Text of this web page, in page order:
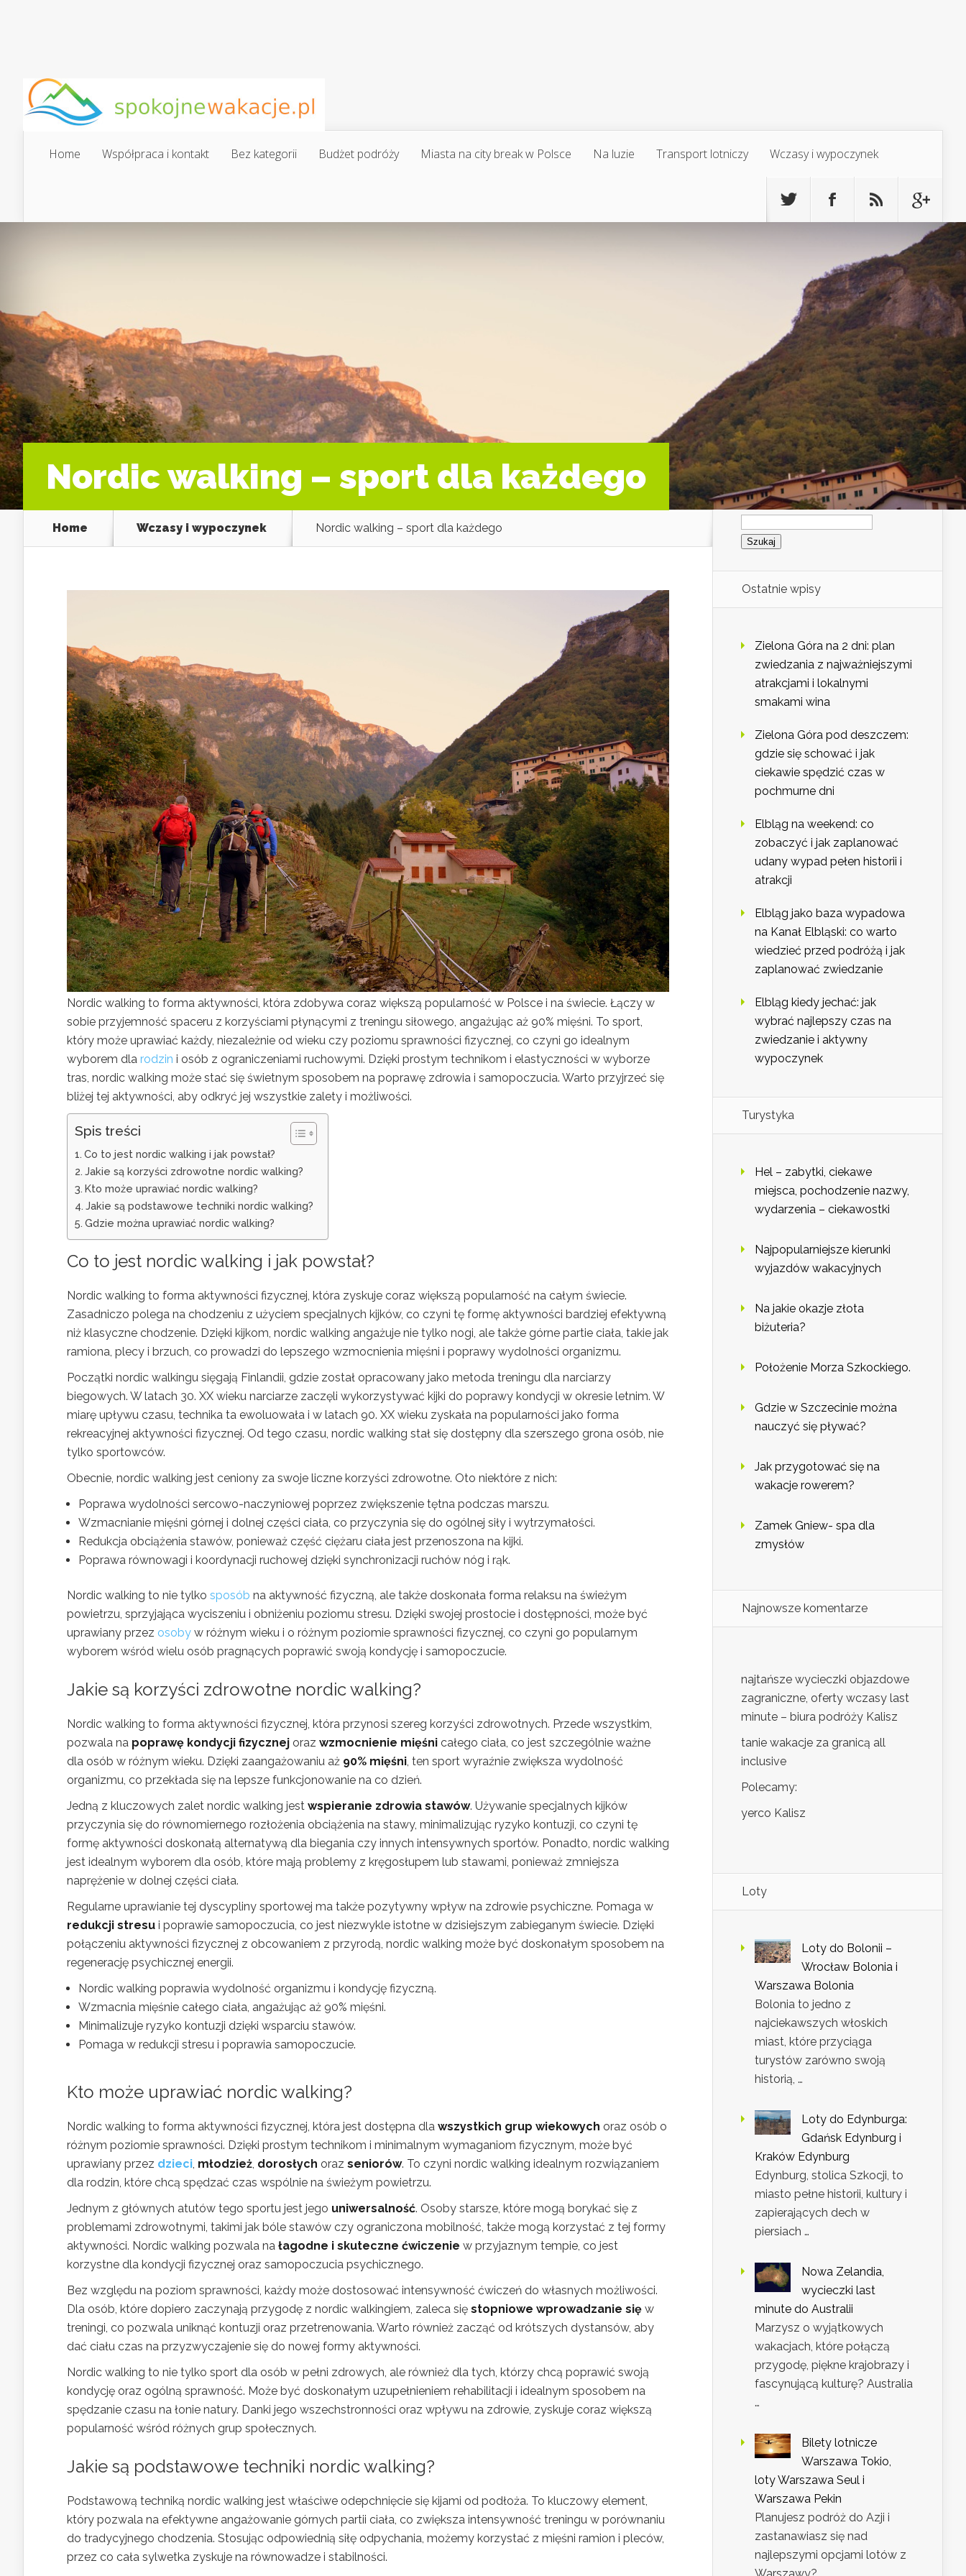
Home Współpraca i kontakt Bez kategorii Budżet podróży Miasta na city break w Polsce Na luzie Transport lotniczy Wczasy i wypoczynek
Nordic walking – sport dla każdego
Home Wczasy i wypoczynek Nordic walking – sport dla każdego
Nordic walking to forma aktywności, która zdobywa coraz większą popularność w Polsce i na świecie. Łączy w
sobie przyjemność spaceru z korzyściami płynącymi z treningu siłowego, angażując aż 90% mięśni. To sport,
który może uprawiać każdy, niezależnie od wieku czy poziomu sprawności fizycznej, co czyni go idealnym
wyborem dla rodzin i osób z ograniczeniami ruchowymi. Dzięki prostym technikom i elastyczności w wyborze
tras, nordic walking może stać się świetnym sposobem na poprawę zdrowia i samopoczucia. Warto przyjrzeć się
bliżej tej aktywności, aby odkryć jej wszystkie zalety i możliwości.
Spis treści
Co to jest nordic walking i jak powstał?
Jakie są korzyści zdrowotne nordic walking?
Kto może uprawiać nordic walking?
Jakie są podstawowe techniki nordic walking?
Gdzie można uprawiać nordic walking?
Co to jest nordic walking i jak powstał?
Nordic walking to forma aktywności fizycznej, która zyskuje coraz większą popularność na całym świecie.
Zasadniczo polega na chodzeniu z użyciem specjalnych kijków, co czyni tę formę aktywności bardziej efektywną
niż klasyczne chodzenie. Dzięki kijkom, nordic walking angażuje nie tylko nogi, ale także górne partie ciała, takie jak
ramiona, plecy i brzuch, co prowadzi do lepszego wzmocnienia mięśni i poprawy wydolności organizmu.
Początki nordic walkingu sięgają Finlandii, gdzie został opracowany jako metoda treningu dla narciarzy
biegowych. W latach 30. XX wieku narciarze zaczęli wykorzystywać kijki do poprawy kondycji w okresie letnim. W
miarę upływu czasu, technika ta ewoluowała i w latach 90. XX wieku zyskała na popularności jako forma
rekreacyjnej aktywności fizycznej. Od tego czasu, nordic walking stał się dostępny dla szerszego grona osób, nie
tylko sportowców.
Obecnie, nordic walking jest ceniony za swoje liczne korzyści zdrowotne. Oto niektóre z nich:
Poprawa wydolności sercowo-naczyniowej poprzez zwiększenie tętna podczas marszu.
Wzmacnianie mięśni górnej i dolnej części ciała, co przyczynia się do ogólnej siły i wytrzymałości.
Redukcja obciążenia stawów, ponieważ część ciężaru ciała jest przenoszona na kijki.
Poprawa równowagi i koordynacji ruchowej dzięki synchronizacji ruchów nóg i rąk.
Nordic walking to nie tylko sposób na aktywność fizyczną, ale także doskonała forma relaksu na świeżym
powietrzu, sprzyjająca wyciszeniu i obniżeniu poziomu stresu. Dzięki swojej prostocie i dostępności, może być
uprawiany przez osoby w różnym wieku i o różnym poziomie sprawności fizycznej, co czyni go popularnym
wyborem wśród wielu osób pragnących poprawić swoją kondycję i samopoczucie.
Jakie są korzyści zdrowotne nordic walking?
Nordic walking to forma aktywności fizycznej, która przynosi szereg korzyści zdrowotnych. Przede wszystkim,
pozwala na poprawę kondycji fizycznej oraz wzmocnienie mięśni całego ciała, co jest szczególnie ważne
dla osób w różnym wieku. Dzięki zaangażowaniu aż 90% mięśni, ten sport wyraźnie zwiększa wydolność
organizmu, co przekłada się na lepsze funkcjonowanie na co dzień.
Jedną z kluczowych zalet nordic walking jest wspieranie zdrowia stawów. Używanie specjalnych kijków
przyczynia się do równomiernego rozłożenia obciążenia na stawy, minimalizując ryzyko kontuzji, co czyni tę
formę aktywności doskonałą alternatywą dla biegania czy innych intensywnych sportów. Ponadto, nordic walking
jest idealnym wyborem dla osób, które mają problemy z kręgosłupem lub stawami, ponieważ zmniejsza
naprężenie w dolnej części ciała.
Regularne uprawianie tej dyscypliny sportowej ma także pozytywny wpływ na zdrowie psychiczne. Pomaga w
redukcji stresu i poprawie samopoczucia, co jest niezwykle istotne w dzisiejszym zabieganym świecie. Dzięki
połączeniu aktywności fizycznej z obcowaniem z przyrodą, nordic walking może być doskonałym sposobem na
regenerację psychicznej energii.
Nordic walking poprawia wydolność organizmu i kondycję fizyczną.
Wzmacnia mięśnie całego ciała, angażując aż 90% mięśni.
Minimalizuje ryzyko kontuzji dzięki wsparciu stawów.
Pomaga w redukcji stresu i poprawia samopoczucie.
Kto może uprawiać nordic walking?
Nordic walking to forma aktywności fizycznej, która jest dostępna dla wszystkich grup wiekowych oraz osób o
różnym poziomie sprawności. Dzięki prostym technikom i minimalnym wymaganiom fizycznym, może być
uprawiany przez dzieci, młodzież, dorosłych oraz seniorów. To czyni nordic walking idealnym rozwiązaniem
dla rodzin, które chcą spędzać czas wspólnie na świeżym powietrzu.
Jednym z głównych atutów tego sportu jest jego uniwersalność. Osoby starsze, które mogą borykać się z
problemami zdrowotnymi, takimi jak bóle stawów czy ograniczona mobilność, także mogą korzystać z tej formy
aktywności. Nordic walking pozwala na łagodne i skuteczne ćwiczenie w przyjaznym tempie, co jest
korzystne dla kondycji fizycznej oraz samopoczucia psychicznego.
Bez względu na poziom sprawności, każdy może dostosować intensywność ćwiczeń do własnych możliwości.
Dla osób, które dopiero zaczynają przygodę z nordic walkingiem, zaleca się stopniowe wprowadzanie się w
treningi, co pozwala uniknąć kontuzji oraz przetrenowania. Warto również zacząć od krótszych dystansów, aby
dać ciału czas na przyzwyczajenie się do nowej formy aktywności.
Nordic walking to nie tylko sport dla osób w pełni zdrowych, ale również dla tych, którzy chcą poprawić swoją
kondycję oraz ogólną sprawność. Może być doskonałym uzupełnieniem rehabilitacji i idealnym sposobem na
spędzanie czasu na łonie natury. Danki jego wszechstronności oraz wpływu na zdrowie, zyskuje coraz większą
popularność wśród różnych grup społecznych.
Jakie są podstawowe techniki nordic walking?
Podstawową techniką nordic walking jest właściwe odepchnięcie się kijami od podłoża. To kluczowy element,
który pozwala na efektywne angażowanie górnych partii ciała, co zwiększa intensywność treningu w porównaniu
do tradycyjnego chodzenia. Stosując odpowiednią siłę odpychania, możemy korzystać z mięśni ramion i pleców,
przez co cała sylwetka zyskuje na równowadze i stabilności.
Szukaj:
Ostatnie wpisy
Zielona Góra na 2 dni: plan
zwiedzania z najważniejszymi
atrakcjami i lokalnymi
smakami wina
Zielona Góra pod deszczem:
gdzie się schować i jak
ciekawie spędzić czas w
pochmurne dni
Elbląg na weekend: co
zobaczyć i jak zaplanować
udany wypad pełen historii i
atrakcji
Elbląg jako baza wypadowa
na Kanał Elbląski: co warto
wiedzieć przed podróżą i jak
zaplanować zwiedzanie
Elbląg kiedy jechać: jak
wybrać najlepszy czas na
zwiedzanie i aktywny
wypoczynek
Turystyka
Hel – zabytki, ciekawe
miejsca, pochodzenie nazwy,
wydarzenia – ciekawostki
Najpopularniejsze kierunki
wyjazdów wakacyjnych
Na jakie okazje złota
biżuteria?
Położenie Morza Szkockiego.
Gdzie w Szczecinie można
nauczyć się pływać?
Jak przygotować się na
wakacje rowerem?
Zamek Gniew- spa dla
zmysłów
Najnowsze komentarze
najtańsze wycieczki objazdowe
zagraniczne, oferty wczasy last
minute – biura podróży Kalisz
tanie wakacje za granicą all
inclusive
Polecamy:
yerco Kalisz
Loty
Loty do Bolonii –
Wrocław Bolonia i
Warszawa Bolonia
Bolonia to jedno z
najciekawszych włoskich
miast, które przyciąga
turystów zarówno swoją
historią, …
Loty do Edynburga:
Gdańsk Edynburg i
Kraków Edynburg
Edynburg, stolica Szkocji, to
miasto pełne historii, kultury i
zapierających dech w
piersiach …
Nowa Zelandia,
wycieczki last
minute do Australii
Marzysz o wyjątkowych
wakacjach, które połączą
przygodę, piękne krajobrazy i
fascynującą kulturę? Australia
…
Bilety lotnicze
Warszawa Tokio,
loty Warszawa Seul i
Warszawa Pekin
Planujesz podróż do Azji i
zastanawiasz się nad
najlepszymi opcjami lotów z